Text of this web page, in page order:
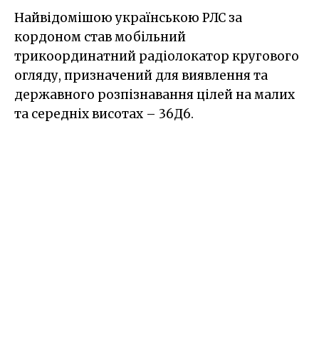
Найвідомішою українською РЛС за
кордоном став мобільний
трикоординатний радіолокатор кругового
огляду, призначений для виявлення та
державного розпізнавання цілей на малих
та середніх висотах – 36Д6.